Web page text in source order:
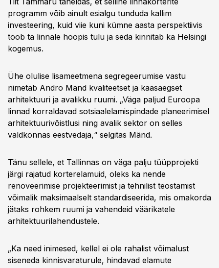
programm võib ainult esialgu tunduda kallim
investeering, kuid viie kuni kümne aasta perspektiivis
toob ta linnale hoopis tulu ja seda kinnitab ka Helsingi
kogemus.
Ühe olulise lisameetmena segregeerumise vastu
nimetab Andro Mänd kvaliteetset ja kaasaegset
arhitektuuri ja avalikku ruumi. „Väga paljud Euroopa
linnad korraldavad sotsiaalelamispindade planeerimisel
arhitektuurivõistlusi ning avalik sektor on selles
valdkonnas eestvedaja,“ selgitas Mänd.
Tänu sellele, et Tallinnas on väga palju tüüpprojekti
järgi rajatud korterelamuid, oleks ka nende
renoveerimise projekteerimist ja tehnilist teostamist
võimalik maksimaalselt standardiseerida, mis omakorda
jätaks rohkem ruumi ja vahendeid väärikatele
arhitektuurilahendustele.
„Ka need inimesed, kellel ei ole rahalist võimalust
siseneda kinnisvaraturule, hindavad elamute